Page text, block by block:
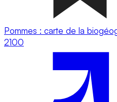
Pommes : carte de la
2100